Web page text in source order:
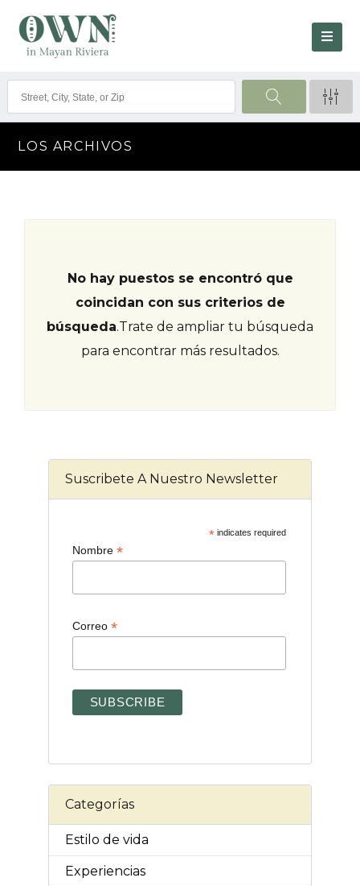
LOS ARCHIVOS
No hay puestos se encontró que
coincidan con sus criterios de
búsqueda.Trate de ampliar tu búsqueda
para encontrar más resultados.
Suscribete A Nuestro Newsletter
*indicates required
Nombre *
Correo *
Categorías
Estilo de vida
Experiencias